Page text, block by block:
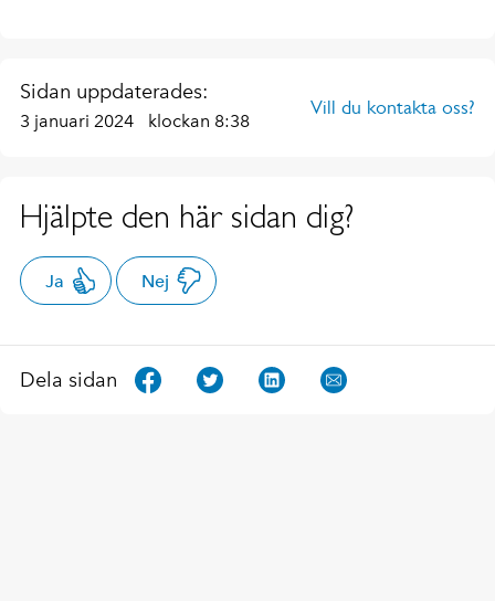
Sidan uppdaterades:
3 januari 2024 klockan 8:38
Vill du kontakta oss?
Hjälpte den här sidan dig?
Ja Nej
Dela sidan